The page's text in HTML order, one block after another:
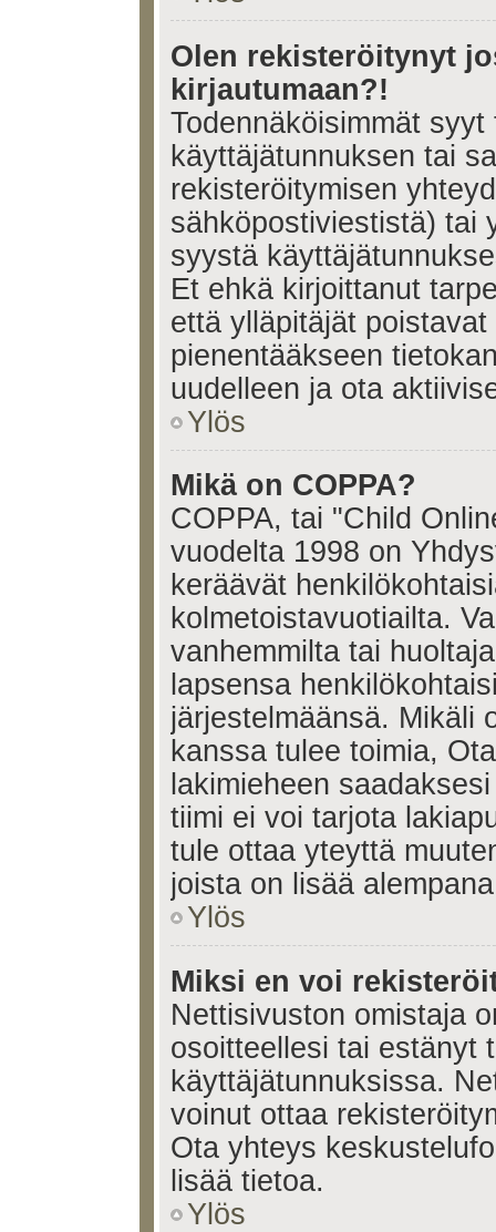
Olen rekisteröitynyt
kirjautumaan?!
Todennäköisimmät
käyttäjätunnuksen tai
rekisteröitymisen
sähköpostiviestistä) tai
syystä
Et ehkä kirjoittanut
että ylläpitäjät
pienentääkseen
uudelleen ja ota
Ylös
Mikä on COPPA?
COPPA, tai "Child
vuodelta 1998 on
keräävät
kolmetoistavuotiailta.
vanhemmilta tai
lapsensa
järjestelmäänsä. Mikäli
kanssa tulee toimia,
lakimieheen
tiimi ei voi tarjota
tule ottaa yteyttä
joista on lisää
Ylös
Miksi en voi
Nettisivuston omistaja
osoitteellesi tai estänyt
käyttäjätunnuksissa.
voinut ottaa
Ota yhteys
lisää tietoa.
Ylös